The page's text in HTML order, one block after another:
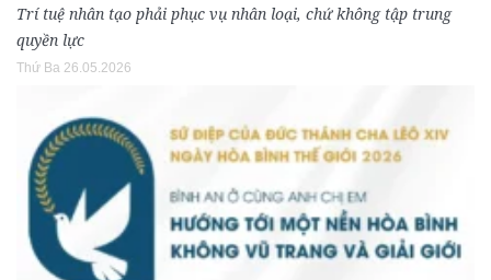
Trí tuệ nhân tạo phải phục vụ nhân loại, chứ không tập trung
quyền lực
Thứ Ba 26.05.2026